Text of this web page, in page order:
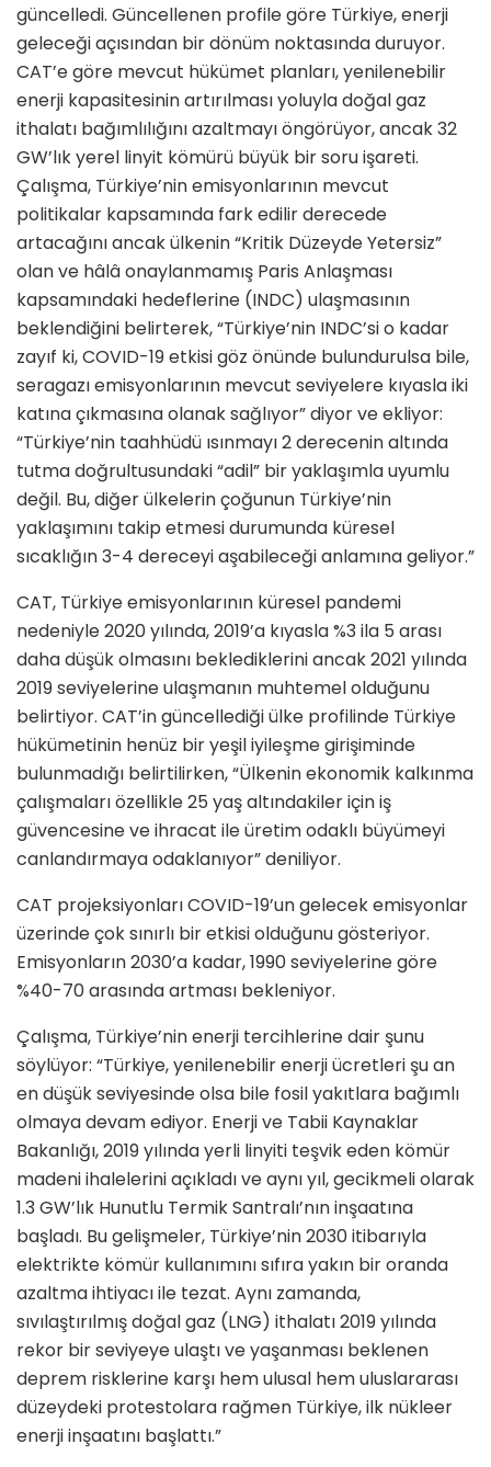
güncelledi. Güncellenen profile göre Türkiye, enerji
geleceği açısından bir dönüm noktasında duruyor.
CAT’e göre mevcut hükümet planları, yenilenebilir
enerji kapasitesinin artırılması yoluyla doğal gaz
ithalatı bağımlılığını azaltmayı öngörüyor, ancak 32
GW’lık yerel linyit kömürü büyük bir soru işareti.
Çalışma, Türkiye’nin emisyonlarının mevcut
politikalar kapsamında fark edilir derecede
artacağını ancak ülkenin “Kritik Düzeyde Yetersiz”
olan ve hâlâ onaylanmamış Paris Anlaşması
kapsamındaki hedeflerine (INDC) ulaşmasının
beklendiğini belirterek, “Türkiye’nin INDC’si o kadar
zayıf ki, COVID-19 etkisi göz önünde bulundurulsa bile,
seragazı emisyonlarının mevcut seviyelere kıyasla iki
katına çıkmasına olanak sağlıyor” diyor ve ekliyor:
“Türkiye’nin taahhüdü ısınmayı 2 derecenin altında
tutma doğrultusundaki “adil” bir yaklaşımla uyumlu
değil. Bu, diğer ülkelerin çoğunun Türkiye’nin
yaklaşımını takip etmesi durumunda küresel
sıcaklığın 3-4 dereceyi aşabileceği anlamına geliyor.”
CAT, Türkiye emisyonlarının küresel pandemi
nedeniyle 2020 yılında, 2019’a kıyasla %3 ila 5 arası
daha düşük olmasını beklediklerini ancak 2021 yılında
2019 seviyelerine ulaşmanın muhtemel olduğunu
belirtiyor. CAT’in güncellediği ülke profilinde Türkiye
hükümetinin henüz bir yeşil iyileşme girişiminde
bulunmadığı belirtilirken, “Ülkenin ekonomik kalkınma
çalışmaları özellikle 25 yaş altındakiler için iş
güvencesine ve ihracat ile üretim odaklı büyümeyi
canlandırmaya odaklanıyor” deniliyor.
CAT projeksiyonları COVID-19’un gelecek emisyonlar
üzerinde çok sınırlı bir etkisi olduğunu gösteriyor.
Emisyonların 2030’a kadar, 1990 seviyelerine göre
%40-70 arasında artması bekleniyor.
Çalışma, Türkiye’nin enerji tercihlerine dair şunu
söylüyor: “Türkiye, yenilenebilir enerji ücretleri şu an
en düşük seviyesinde olsa bile fosil yakıtlara bağımlı
olmaya devam ediyor. Enerji ve Tabii Kaynaklar
Bakanlığı, 2019 yılında yerli linyiti teşvik eden kömür
madeni ihalelerini açıkladı ve aynı yıl, gecikmeli olarak
1.3 GW’lık Hunutlu Termik Santralı’nın inşaatına
başladı. Bu gelişmeler, Türkiye’nin 2030 itibarıyla
elektrikte kömür kullanımını sıfıra yakın bir oranda
azaltma ihtiyacı ile tezat. Aynı zamanda,
sıvılaştırılmış doğal gaz (LNG) ithalatı 2019 yılında
rekor bir seviyeye ulaştı ve yaşanması beklenen
deprem risklerine karşı hem ulusal hem uluslararası
düzeydeki protestolara rağmen Türkiye, ilk nükleer
enerji inşaatını başlattı.”